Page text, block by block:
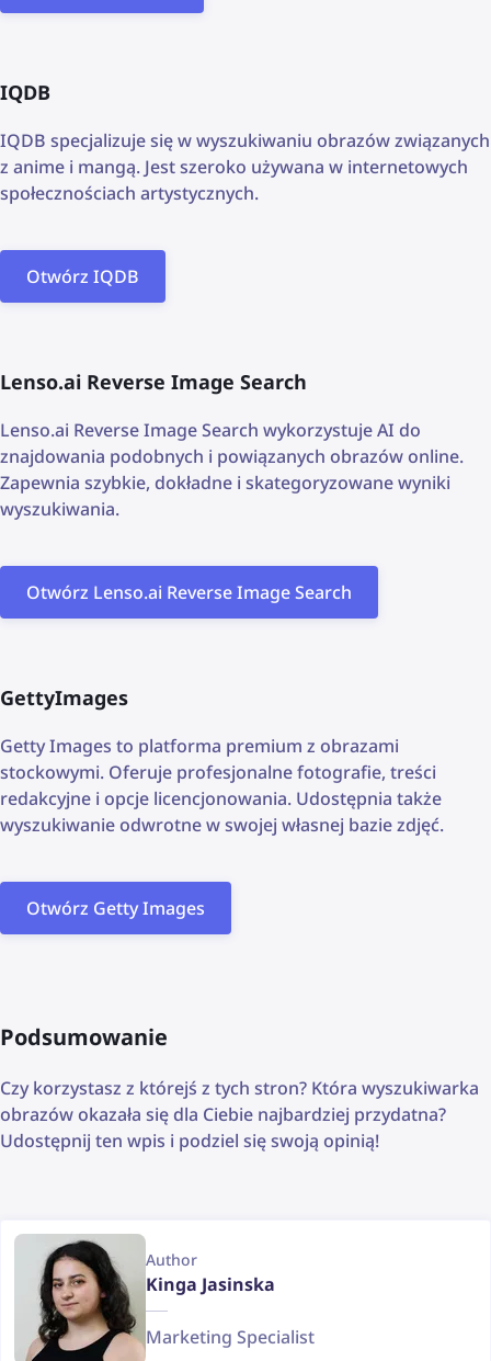
IQDB
IQDB specjalizuje się w wyszukiwaniu obrazów związanych
z anime i mangą. Jest szeroko używana w internetowych
społecznościach artystycznych.
Otwórz IQDB
Lenso.ai Reverse Image Search
Lenso.ai Reverse Image Search wykorzystuje AI do
znajdowania podobnych i powiązanych obrazów online.
Zapewnia szybkie, dokładne i skategoryzowane wyniki
wyszukiwania.
Otwórz Lenso.ai Reverse Image Search
GettyImages
Getty Images to platforma premium z obrazami
stockowymi. Oferuje profesjonalne fotografie, treści
redakcyjne i opcje licencjonowania. Udostępnia także
wyszukiwanie odwrotne w swojej własnej bazie zdjęć.
Otwórz Getty Images
Podsumowanie
Czy korzystasz z którejś z tych stron? Która wyszukiwarka
obrazów okazała się dla Ciebie najbardziej przydatna?
Udostępnij ten wpis i podziel się swoją opinią!
Author
Kinga Jasinska
Marketing Specialist